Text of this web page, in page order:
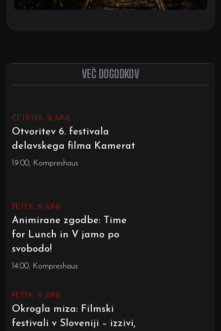
VEČ DOGODKOV
ČETRTEK, 18. JUNIJ
Otvoritev 6. festivala
delavskega filma Kamerat
19.00, Kompreshaus
PETEK, 19. JUNIJ
Animirane zgodbe: Time
for Lunch in V jamo po
svobodo!
14.00, Kompreshaus
PETEK, 19. JUNIJ
Okrogla miza: Filmski
festivali v Sloveniji – izzivi,